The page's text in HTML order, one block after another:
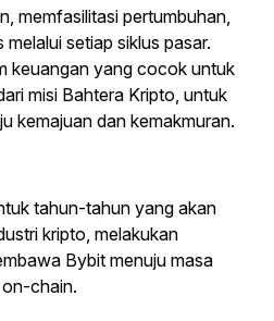
memfasilitasi pertumbuhan,
setiap siklus pasar.
keuangan yang cocok untuk
misi Bahtera Kripto, untuk
kemajuan dan kemakmuran.
tahun-tahun yang akan
kripto, melakukan
Bybit menuju masa
on-chain.